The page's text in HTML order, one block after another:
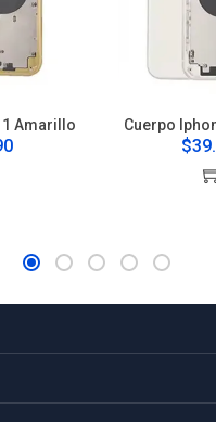
Amarillo Cuerpo